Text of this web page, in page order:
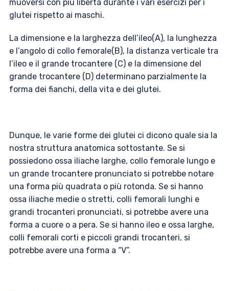
muoversi con più libertà durante i vari esercizi per i
glutei rispetto ai maschi.
La dimensione e la larghezza dell’ileo(A), la lunghezza
e l’angolo di collo femorale(B), la distanza verticale tra
l’ileo e il grande trocantere (C) e la dimensione del
grande trocantere (D) determinano parzialmente la
forma dei fianchi, della vita e dei glutei.
Dunque, le varie forme dei glutei ci dicono quale sia la
nostra struttura anatomica sottostante. Se si
possiedono ossa iliache larghe, collo femorale lungo e
un grande trocantere pronunciato si potrebbe notare
una forma più quadrata o più rotonda. Se si hanno
ossa iliache medie o stretti, colli femorali lunghi e
grandi trocanteri pronunciati, si potrebbe avere una
forma a cuore o a pera. Se si hanno ileo e ossa larghe,
colli femorali corti e piccoli grandi trocanteri, si
potrebbe avere una forma a “V”.